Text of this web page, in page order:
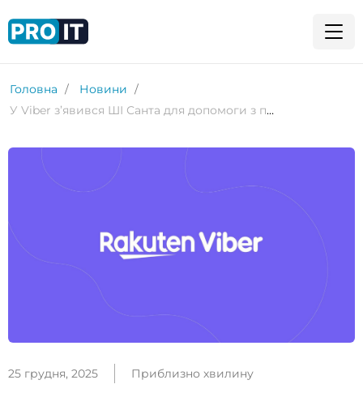
Головна
Новини
У Viber з’явився ШІ Санта для допомоги з підготовкою до свят
25 грудня, 2025 Приблизно хвилину